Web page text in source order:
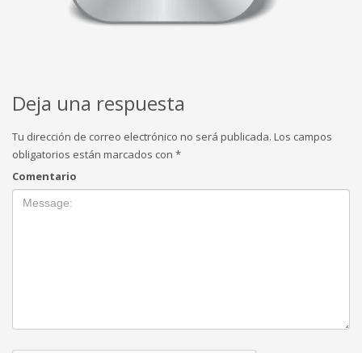
Deja una respuesta
Tu dirección de correo electrónico no será publicada. Los campos
obligatorios están marcados con *
Comentario